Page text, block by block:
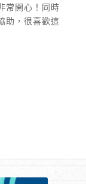
常開心！同時
助，很喜歡這